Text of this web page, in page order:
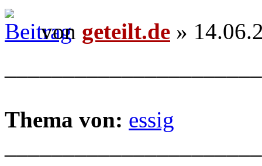
von geteilt.de »
Thema von: essig